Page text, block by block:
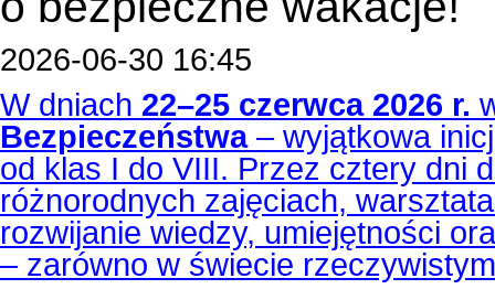
2026-06-30 16:45
W dniach 22–25 czerwca 2026 r.
Bezpieczeństwa– wyjątkowa
od klas I do VIII. Przez cztery dni
różnorodnych zajęciach,
rozwijanie wiedzy, umiejętności
– zarówno w świecie